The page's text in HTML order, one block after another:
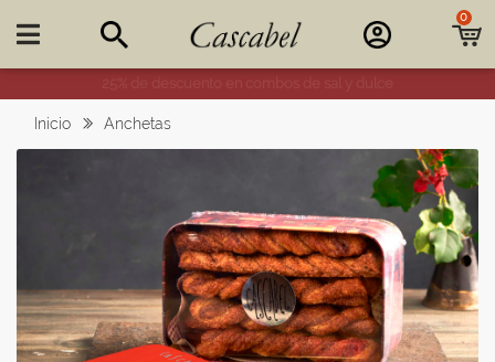

0
Inicio Anchetas